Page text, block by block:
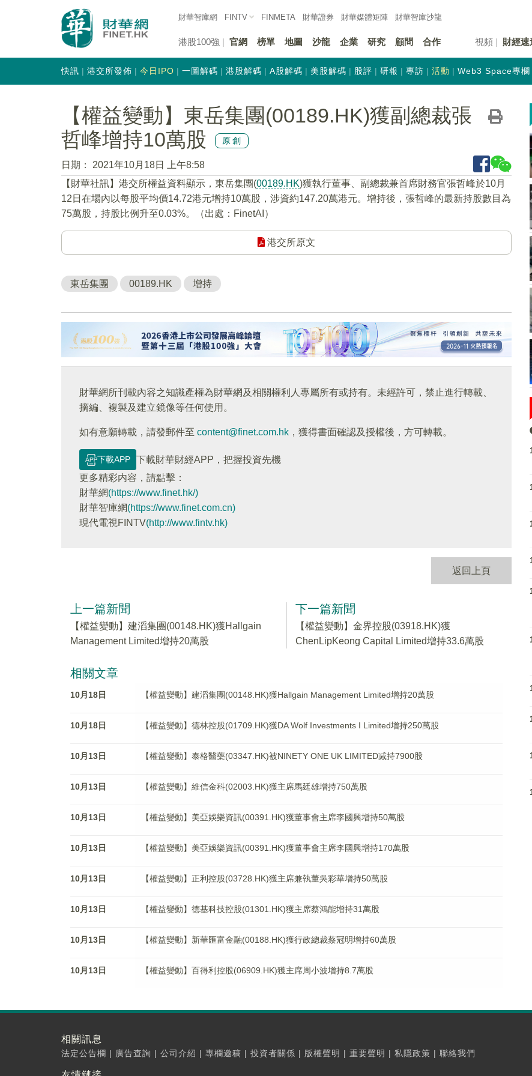
財華智庫網 FINTV FINMETA 財華證券 財華媒體矩陣 財華智庫沙龍
港股100強 官網 榜單 地圖 沙龍 企業 研究 顧問 合作 視頻 財經速
快訊 港交所發佈 今日IPO 一圖解碼 港股解碼 A股解碼 美股解碼 股評 研報 專訪 活動 Web3 Space專欄
【權益變動】東岳集團(00189.HK)獲副總裁張
哲峰增持10萬股
原創
日期：
2021年10月18日 上午8:58
【財華社訊】港交所權益資料顯示，東岳集團(00189.HK)獲執行董事、副總裁兼首席財務官張哲峰於10月
12日在場內以每股平均價14.72港元增持10萬股，涉資約147.20萬港元。增持後，張哲峰的最新持股數目為
75萬股，持股比例升至0.03%。（出處：FinetAI）
港交所原文
東岳集團 00189.HK 增持
財華網所刊載內容之知識產權為財華網及相關權利人專屬所有或持有。未經許可，禁止進行轉載、
摘編、複製及建立鏡像等任何使用。
如有意願轉載，請發郵件至 content@finet.com.hk ，獲得書面確認及授權後，方可轉載。
下載APP
下載財華財經APP，把握投資先機
更多精彩内容，請點擊：
財華網(https://www.finet.hk/)
財華智庫網(https://www.finet.com.cn)
現代電視FINTV(http://www.fintv.hk)
返回上頁
上一篇新聞
【權益變動】建滔集團(00148.HK)獲Hallgain
Management Limited增持20萬股
下一篇新聞
【權益變動】金界控股(03918.HK)獲
ChenLipKeong Capital Limited增持33.6萬股
相關文章
10月18日 【權益變動】建滔集團(00148.HK)獲Hallgain Management Limited增持20萬股
10月18日 【權益變動】德林控股(01709.HK)獲DA Wolf Investments I Limited增持250萬股
10月13日 【權益變動】泰格醫藥(03347.HK)被NINETY ONE UK LIMITED减持7900股
10月13日 【權益變動】維信金科(02003.HK)獲主席馬廷雄增持750萬股
10月13日 【權益變動】美亞娛樂資訊(00391.HK)獲董事會主席李國興增持50萬股
10月13日 【權益變動】美亞娛樂資訊(00391.HK)獲董事會主席李國興增持170萬股
10月13日 【權益變動】正利控股(03728.HK)獲主席兼執董吳彩華增持50萬股
10月13日 【權益變動】德基科技控股(01301.HK)獲主席蔡鴻能增持31萬股
10月13日 【權益變動】新華匯富金融(00188.HK)獲行政總裁蔡冠明增持60萬股
10月13日 【權益變動】百得利控股(06909.HK)獲主席周小波增持8.7萬股
相關訊息
法定公告欄 | 廣告查詢 | 公司介紹 | 專欄邀稿 | 投資者關係 | 版權聲明 | 重要聲明 | 私隱政策 | 聯絡我們